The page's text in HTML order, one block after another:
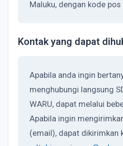
Maluku, dengan kode pos
Kontak yang dapat
Apabila anda ingin
menghubungi langsung
WARU, dapat melalui
Apabila ingin
(email), dapat dikirimkan